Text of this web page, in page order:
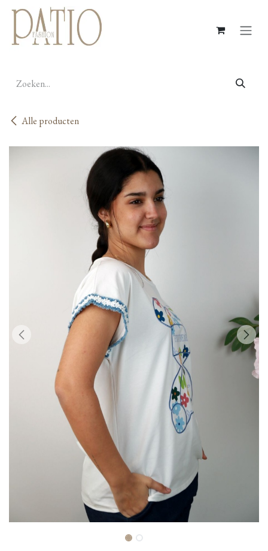
Overslaan naar inhoud
Alle producten